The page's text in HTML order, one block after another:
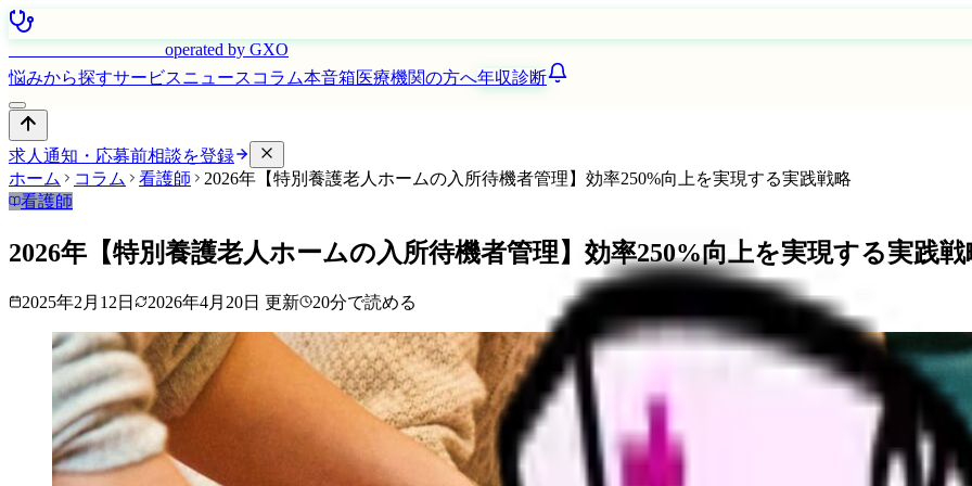
operated by GXO
悩みから探すサービスニュース コラム本音箱医療機関の方へ年収診断
求人通知・応募前相談を登録
ホーム
コラム 看護師
2026年【特別養護老人ホームの入所待機者管理】効率250%向上を実現する実践戦略
看護師
2026年【特別養護老人ホームの入所待機者管理】効率250%向上を実現する実践戦
2025年2月12日 2026年4月20日 更新 20分で読める